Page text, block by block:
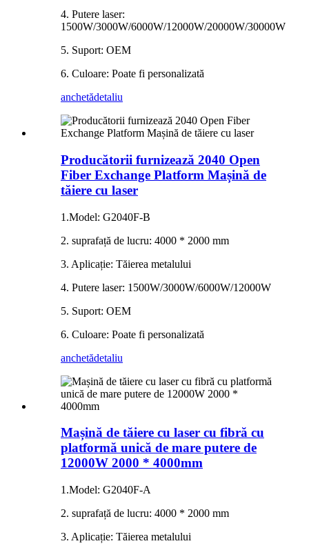
4. Putere laser:
1500W/3000W/6000W/12000W/20000W/30000W
5. Suport: OEM
6. Culoare: Poate fi personalizată
anchetădetaliu
Producătorii furnizează 2040 Open
Fiber Exchange Platform Mașină de
tăiere cu laser
1.Model: G2040F-B
2. suprafață de lucru: 4000 * 2000 mm
3. Aplicație: Tăierea metalului
4. Putere laser: 1500W/3000W/6000W/12000W
5. Suport: OEM
6. Culoare: Poate fi personalizată
anchetădetaliu
Mașină de tăiere cu laser cu fibră cu
platformă unică de mare putere de
12000W 2000 * 4000mm
1.Model: G2040F-A
2. suprafață de lucru: 4000 * 2000 mm
3. Aplicație: Tăierea metalului